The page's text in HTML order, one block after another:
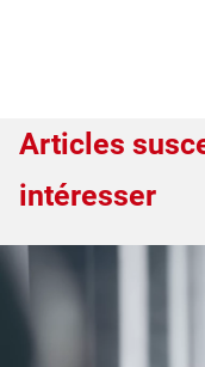
Articles
intéresser